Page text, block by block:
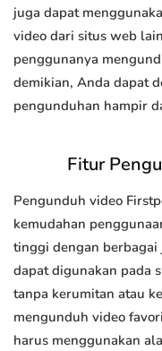
juga dapat
video dari situs web
penggunanya
demikian, Anda dapat
pengunduhan hampir
Fitur
Pengunduh video
kemudahan
tinggi dengan
dapat digunakan pada
tanpa kerumitan atau
mengunduh video
harus menggunakan